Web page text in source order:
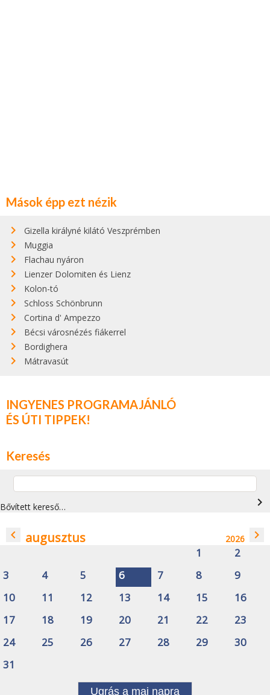
Mások épp ezt nézik
Gizella királyné kilátó Veszprémben
Muggia
Flachau nyáron
Lienzer Dolomiten és Lienz
Kolon-tó
Schloss Schönbrunn
Cortina d' Ampezzo
Bécsi városnézés fiákerrel
Bordighera
Mátravasút
INGYENES PROGRAMAJÁNLÓ
ÉS ÚTI TIPPEK!
Keresés
Bővített kereső… navigate_next
navigate_before augusztus 2026 navigate_next
1
2
3
4 5 6 7 8
9
10
11 12 13 14 15
16
17
18 19 20 21 22
23
24
25 26 27 28 29
30
31
Ugrás a mai napra